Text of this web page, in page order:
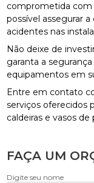
comprometida com
possível assegurar
acidentes nas
Não deixe de
garanta a
equipamentos em
Entre em contato
serviços oferecidos
caldeiras e vasos de
FAÇA UM
Digite seu nome